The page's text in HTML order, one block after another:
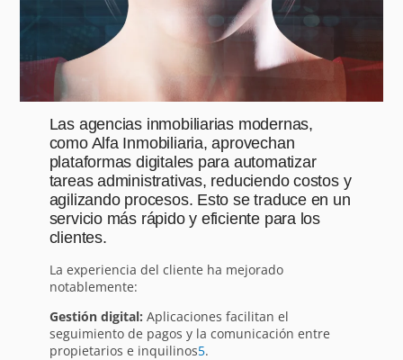
Las agencias inmobiliarias modernas,
como Alfa Inmobiliaria, aprovechan
plataformas digitales para automatizar
tareas administrativas, reduciendo costos y
agilizando procesos. Esto se traduce en un
servicio más rápido y eficiente para los
clientes.
La experiencia del cliente ha mejorado
notablemente:
Gestión digital: Aplicaciones facilitan el
seguimiento de pagos y la comunicación entre
propietarios e inquilinos5.